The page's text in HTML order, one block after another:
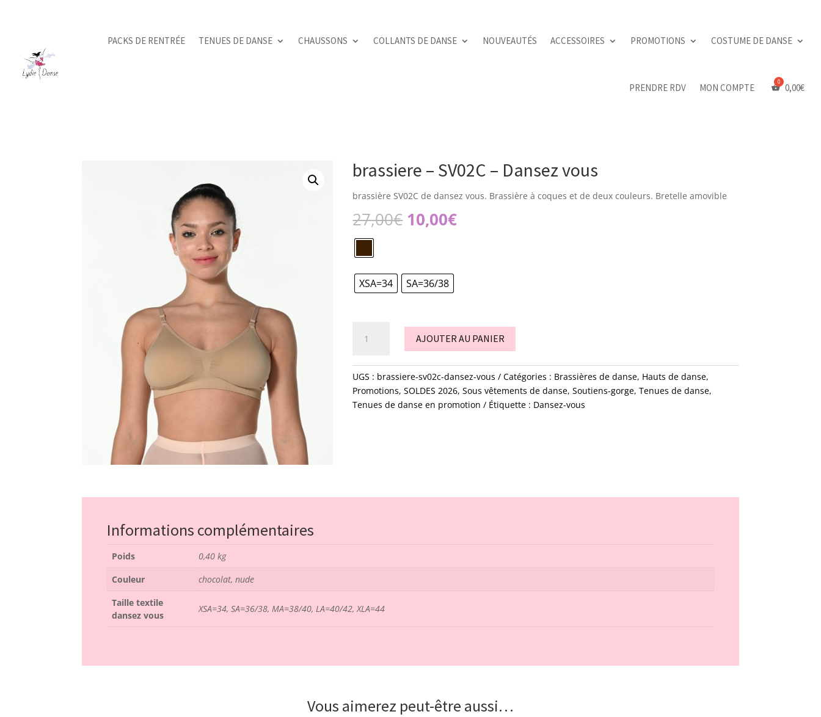
PACKS DE RENTRÉE TENUES DE DANSE CHAUSSONS COLLANTS DE DANSE NOUVEAUTÉS ACCESSOIRES PROMOTIONS COSTUME DE DANSE
PRENDRE RDV MON COMPTE 0,00€
brassiere – SV02C – Dansez vous
brassière SV02C de dansez vous. Brassière à coques et de deux couleurs. Bretelle amovible
27,00€ Le
prix
27,00€.
10,00€Le
XSA=34 SA=36/38
AJOUTER AU PANIER
UGS : brassiere-sv02c-dansez-vous Catégories : Brassières de danse, Hauts de danse,
Promotions,SOLDES 2026,Sous vêtements de danse,Soutiens-gorge,Tenues de danse,
Tenues de danse en promotion
Étiquette : Dansez-vous
Informations complémentaires
Poids
0,40 kg
Couleur
chocolat, nude
Taille textile
dansez vous
XSA=34, SA=36/38, MA=38/40, LA=40/42, XLA=44
Vous aimerez peut-être aussi…